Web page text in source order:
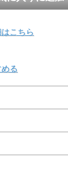
こちら
る